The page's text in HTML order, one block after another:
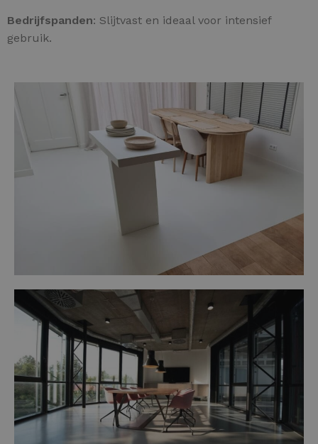
Bedrijfspanden: Slijtvast en ideaal voor intensief
gebruik.